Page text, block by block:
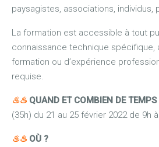
paysagistes, associations, individus,
La formation est accessible à tout
connaissance technique spécifique,
formation ou d’expérience
requise.
♨♨QUAND ET COMBIEN DE TEMPS
(35h) du 21 au 25 février 2022 de 9h à
♨♨OÙ ?